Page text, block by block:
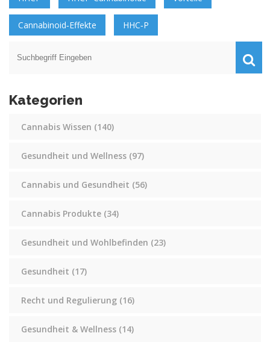
Cannabinoid‑Effekte HHC‑P
Kategorien
Cannabis Wissen (140)
Gesundheit und Wellness (97)
Cannabis und Gesundheit (56)
Cannabis Produkte (34)
Gesundheit und Wohlbefinden (23)
Gesundheit (17)
Recht und Regulierung (16)
Gesundheit & Wellness (14)